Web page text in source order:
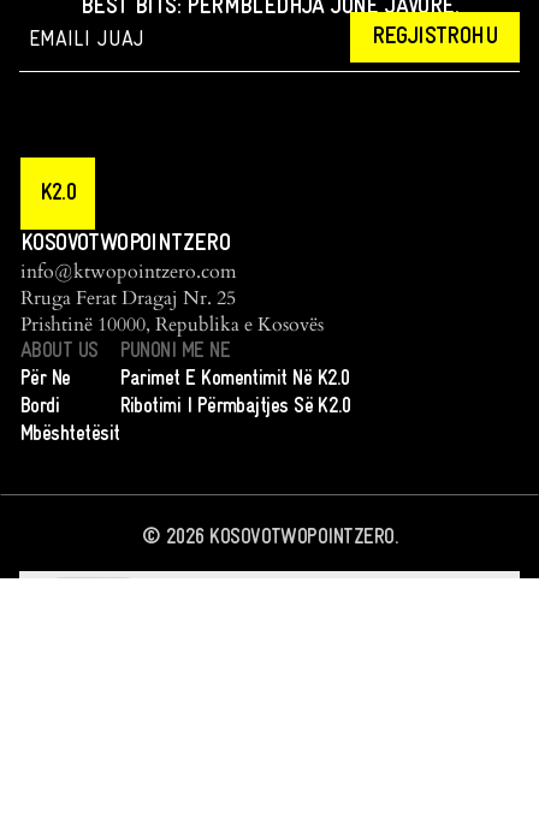
BEST BITS: PËRMBLEDHJA JONË JAVORE.
REGJISTROHU
K2.0
KOSOVOTWOPOINTZERO
info@ktwopointzero.com
Rruga Ferat Dragaj Nr. 25
Prishtinë 10000, Republika e Kosovës
ABOUT US
Për Ne
Bordi
Mbështetësit
PUNONI ME NE
Parimet E Komentimit Në K2.0
Ribotimi I Përmbajtjes Së K2.0
© 2026KOSOVOTWOPOINTZERO.